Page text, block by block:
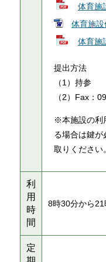
体育施
体育施
体育施
提出方法
（1）持参
（2）Fax：
※本施設の利
る場合は鍵
取りください
利
用
時
間
8時30分から
定